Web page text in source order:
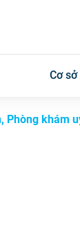
Cơ
Phòng khám